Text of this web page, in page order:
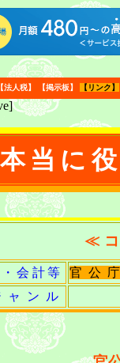
【法人税】 【掲示板】 【 リンク 】
本当に
≪
会計等
官公
ャンル